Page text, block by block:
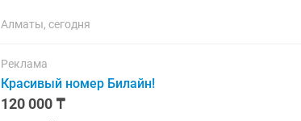
Алматы, сегодня
Реклама
Красивый номер Билайн!
120 000 ₸